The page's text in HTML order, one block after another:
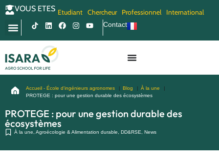
VOUS ETES Etudiant Chercheur Professionnel International
Contact
Accueil - École d'ingénieurs agronomes Blog
À la une
PROTEGE : pour une gestion durable des écosystèmes
PROTEGE : pour une gestion durable des
écosystèmes
À la une Agroécologie & Alimentation durable DD&RSE News